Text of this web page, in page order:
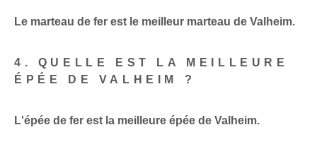
Le marteau de fer est le meilleur marteau de Valheim.
4. QUELLE EST LA MEILLEURE
ÉPÉE DE VALHEIM ?
L'épée de fer est la meilleure épée de Valheim.